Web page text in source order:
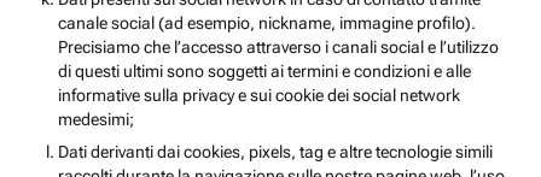
canale social (ad esempio, nickname, immagine profilo).
Precisiamo che l’accesso attraverso i canali social e l’utilizzo
di questi ultimi sono soggetti ai termini e condizioni e alle
informative sulla privacy e sui cookie dei social network
medesimi;
Dati derivanti dai cookies, pixels, tag e altre tecnologie simili